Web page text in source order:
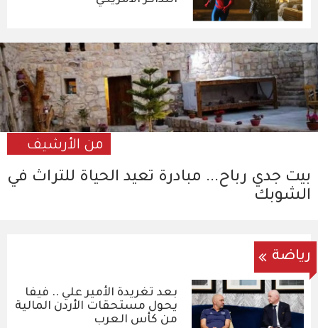
من الأرشيف
بيت جدي رباح... مبادرة تعيد الحياة للتراث في
الشوبك
رياضة
بعد تغريدة الأمير علي .. فيفا
يحول مستحقات الأردن المالية
من كأس العرب